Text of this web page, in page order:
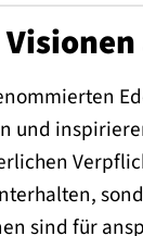
sind für